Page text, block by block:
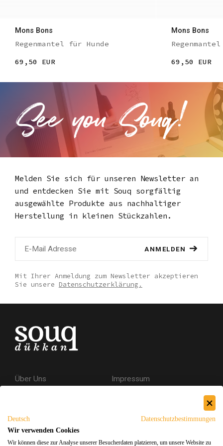
Mons Bons
Regenmantel für Hunde
69,50 EUR
Mons Bons
69,50 EUR
Melden Sie sich für unseren Newsletter an
und entdecken Sie mit Souq sorgfältig
ausgewählte Produkte aus nachhaltiger
Herstellung in kleinen Stückzahlen.
ANMELDEN
Mit Ihrer Anmeldung zum Newsletter akzeptieren
Sie unsere Datenschutzerklärung.
Über Uns
Impressum
Deutsch
Datenschutzbestimmungen
Wir verwenden Cookies
Wir können diese zur Analyse unserer Besucherdaten platzieren, um unsere Website zu